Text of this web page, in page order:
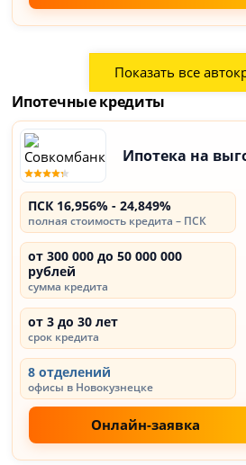
Показать все
Ипотечные кредиты
Ипотека на
ПСК 16,956% - 24,849%
полная стоимость кредита – ПСК
от 300 000 до 50 000 000
рублей
сумма кредита
от 3 до 30 лет
срок кредита
8 отделений
офисы в Новокузнецке
Онлайн-заявка